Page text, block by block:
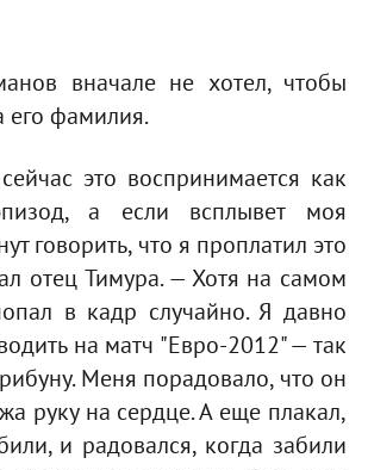
вначале не хотел, чтобы
его фамилия.
это воспринимается как
а если всплывет моя
говорить, что я проплатил это
отец Тимура. — Хотя на самом
в кадр случайно. Я давно
на матч "Евро-2012" — так
Меня порадовало, что он
руку на сердце. А еще плакал,
и радовался, когда забили